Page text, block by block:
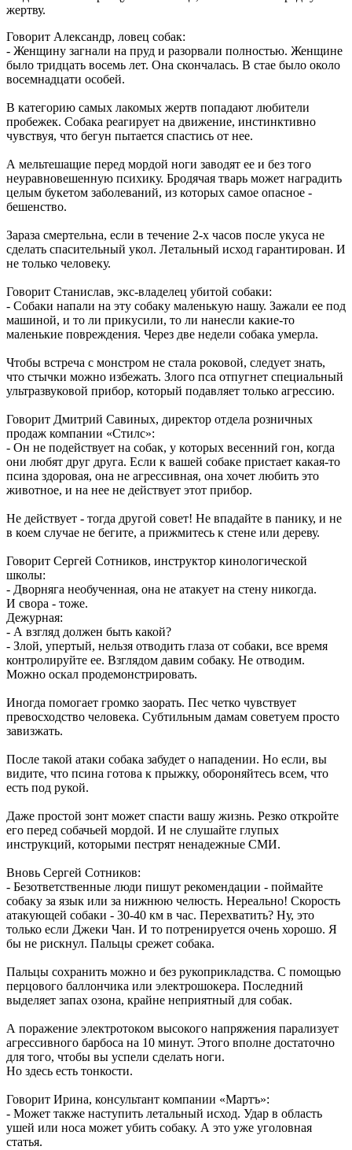
жертву.
Говорит Александр, ловец собак:
- Женщину загнали на пруд и разорвали полностью. Женщине
было тридцать восемь лет. Она скончалась. В стае было около
восемнадцати особей.
В категорию самых лакомых жертв попадают любители
пробежек. Собака реагирует на движение, инстинктивно
чувствуя, что бегун пытается спастись от нее.
А мельтешащие перед мордой ноги заводят ее и без того
неуравновешенную психику. Бродячая тварь может наградить
целым букетом заболеваний, из которых самое опасное -
бешенство.
Зараза смертельна, если в течение 2-х часов после укуса не
сделать спасительный укол. Летальный исход гарантирован. И
не только человеку.
Говорит Станислав, экс-владелец убитой собаки:
- Собаки напали на эту собаку маленькую нашу. Зажали ее под
машиной, и то ли прикусили, то ли нанесли какие-то
маленькие повреждения. Через две недели собака умерла.
Чтобы встреча с монстром не стала роковой, следует знать,
что стычки можно избежать. Злого пса отпугнет специальный
ультразвуковой прибор, который подавляет только агрессию.
Говорит Дмитрий Савиных, директор отдела розничных
продаж компании «Стилс»:
- Он не подействует на собак, у которых весенний гон, когда
они любят друг друга. Если к вашей собаке пристает какая-то
псина здоровая, она не агрессивная, она хочет любить это
животное, и на нее не действует этот прибор.
Не действует - тогда другой совет! Не впадайте в панику, и не
в коем случае не бегите, а прижмитесь к стене или дереву.
Говорит Сергей Сотников, инструктор кинологической
школы:
- Дворняга необученная, она не атакует на стену никогда.
И свора - тоже.
Дежурная:
- А взгляд должен быть какой?
- Злой, упертый, нельзя отводить глаза от собаки, все время
контролируйте ее. Взглядом давим собаку. Не отводим.
Можно оскал продемонстрировать.
Иногда помогает громко заорать. Пес четко чувствует
превосходство человека. Субтильным дамам советуем просто
завизжать.
После такой атаки собака забудет о нападении. Но если, вы
видите, что псина готова к прыжку, обороняйтесь всем, что
есть под рукой.
Даже простой зонт может спасти вашу жизнь. Резко откройте
его перед собачьей мордой. И не слушайте глупых
инструкций, которыми пестрят ненадежные СМИ.
Вновь Сергей Сотников:
- Безответственные люди пишут рекомендации - поймайте
собаку за язык или за нижнюю челюсть. Нереально! Скорость
атакующей собаки - 30-40 км в час. Перехватить? Ну, это
только если Джеки Чан. И то потренируется очень хорошо. Я
бы не рискнул. Пальцы срежет собака.
Пальцы сохранить можно и без рукоприкладства. С помощью
перцового баллончика или электрошокера. Последний
выделяет запах озона, крайне неприятный для собак.
А поражение электротоком высокого напряжения парализует
агрессивного барбоса на 10 минут. Этого вполне достаточно
для того, чтобы вы успели сделать ноги.
Но здесь есть тонкости.
Говорит Ирина, консультант компании «Мартъ»:
- Может также наступить летальный исход. Удар в область
ушей или носа может убить собаку. А это уже уголовная
статья.